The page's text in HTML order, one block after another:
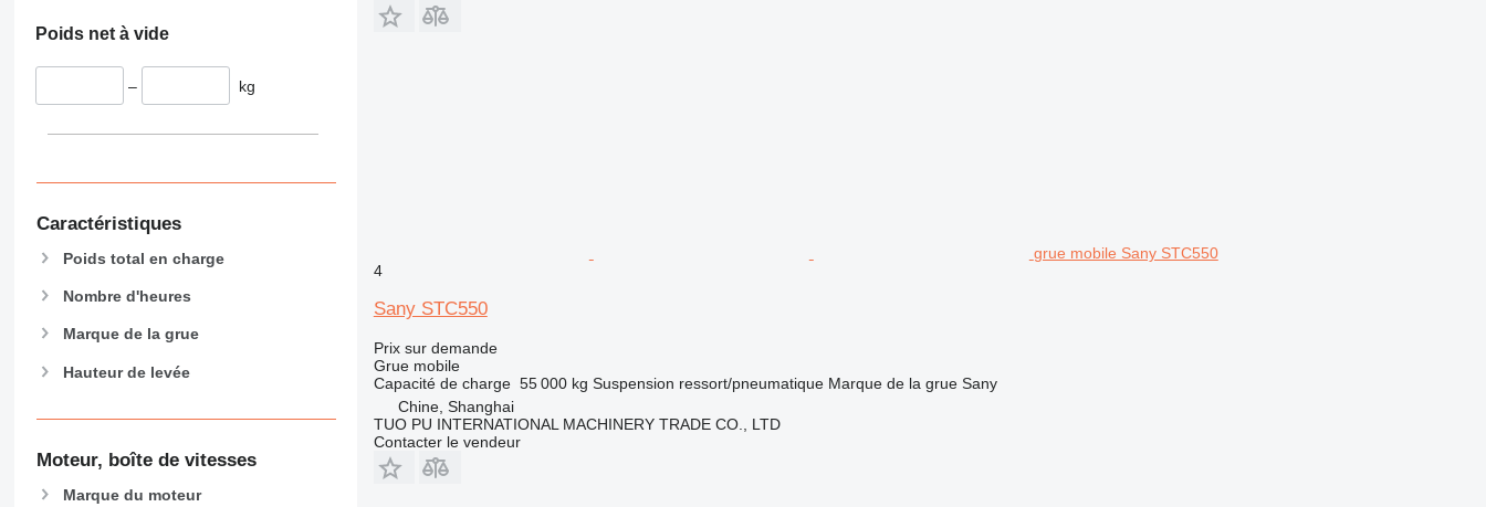
Poids net à vide
– kg
Caractéristiques
Poids total en charge
Nombre d'heures
Marque de la grue
Hauteur de levée
Moteur, boîte de vitesses
Marque du moteur
grue mobile Sany STC550
4
Sany STC550
Prix sur demande
Grue mobile
Capacité de charge 55 000 kg Suspension ressort/pneumatique Marque de la grue Sany
Chine, Shanghai
TUO PU INTERNATIONAL MACHINERY TRADE CO., LTD
Contacter le vendeur